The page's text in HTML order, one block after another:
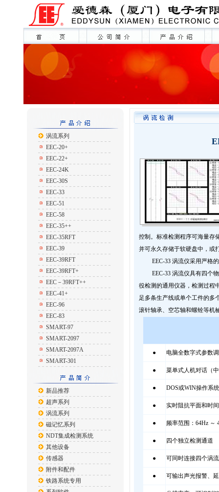
涡流系列
EEC-20+
EEC-22+
EEC-24K
EEC-30S
EEC-33
EEC-51
EEC-58
EEC-35++
EEC-35RFT
EEC-39
EEC-39RFT
EEC-39RFT+
EEC－39RFT++
EEC-41+
EEC-96
EEC-83
SMART-97
SMART-2097
SMART-2097A
SMART-301
新品推荐
超声系列
涡流系列
磁记忆系列
NDT集成检测系统
其他设备
传感器
附件和配件
铁路系统专用
控制。标准检测程序可海量存
并可永久存储于软硬盘中，或
EEC-33 涡流仪采用严格的
EEC-33 涡流仪具有四个物
役检测的通用仪器，检测过程
足多条生产线或单个工件的多
滚针轴承、空芯轴和螺铨等机
● 电脑全数字式参数
● 菜单式人机对话（
● DOS或WIN操作系
● 实时阻抗平面和时
● 频率范围：64Hz ～
● 四个独立检测通道
● 可同时连接四个涡
● 可输出声光报警、